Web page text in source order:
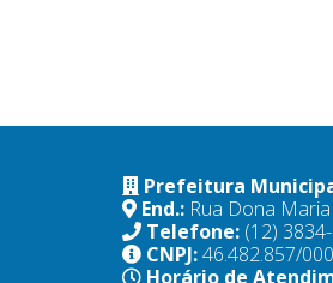
Prefeitura
End.: Rua Dona Maria
Telefone: (12)
CNPJ:46.482.857/
Horário de